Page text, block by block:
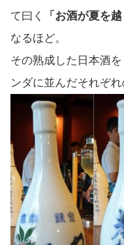
て曰く
「お酒が夏を
なるほど。
その熟成した日本酒
ンダに並んだそれぞれ